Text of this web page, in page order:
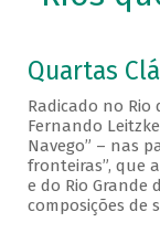
Quartas
Radicado no
Fernando
Navego” – nas
fronteiras”, que
e do Rio Grande
composições de